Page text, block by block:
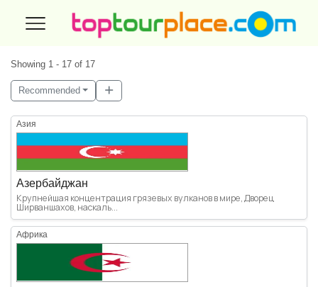
Showing 1 - 17 of 17
Recommended
Азия
Азербайджан
Крупнейшая концентрация грязевых вулканов в мире, Дворец
Ширваншахов, наскаль...
Африка